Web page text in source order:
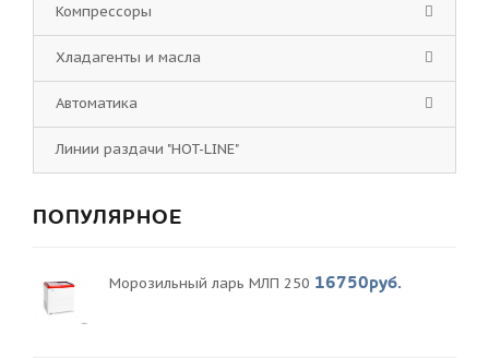
Компрессоры
Хладагенты и масла
Автоматика
Линии раздачи "HOT-LINE"
ПОПУЛЯРНОЕ
Морозильный ларь МЛП 250 16750руб.